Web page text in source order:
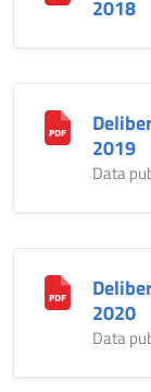
2018
2019
Data
2020
Data